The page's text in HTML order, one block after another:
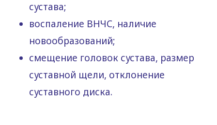
сустава;
воспаление ВНЧС, наличие
новообразований;
смещение головок сустава, размер
суставной щели, отклонение
суставного диска.